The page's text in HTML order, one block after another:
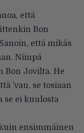
että
Bon
että mikäs
Niinpä
Bon Jovilta. He
’vau, se tosiaan
se ei kuulosta
ensimmäinen